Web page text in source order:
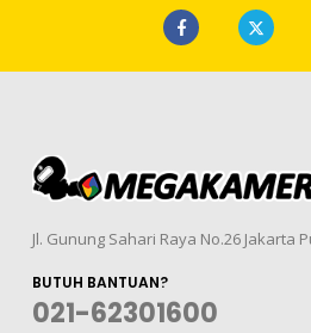
Jl. Gunung Sahari Raya No.26 Jakarta
BUTUH BANTUAN?
021-62301600